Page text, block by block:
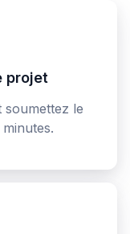
projet
le